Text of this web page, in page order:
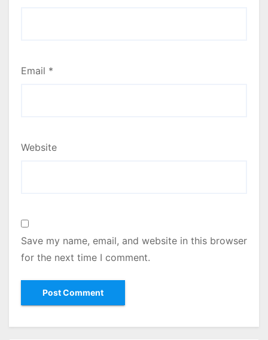
Email *
Website
Save my name, email, and website in this browser
for the next time I comment.